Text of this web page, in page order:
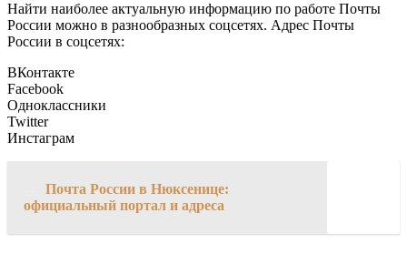
Найти наиболее актуальную информацию по работе Почты
России можно в разнообразных соцсетях. Адрес Почты
России в соцсетях:
ВКонтакте
Facebook
Одноклассники
Twitter
Инстаграм
Почта России в Нюксенице:
официальный портал и адреса